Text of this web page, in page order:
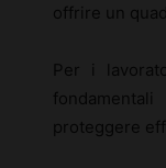
offrire un
Per i
proteggere